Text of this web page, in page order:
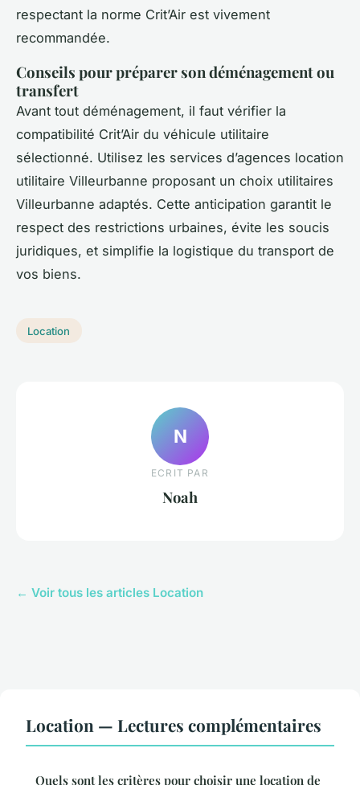
respectant la norme Crit’Air est vivement
recommandée.
Conseils pour préparer son déménagement ou
transfert
Avant tout déménagement, il faut vérifier la
compatibilité Crit’Air du véhicule utilitaire
sélectionné. Utilisez les services d’agences location
utilitaire Villeurbanne proposant un choix utilitaires
Villeurbanne adaptés. Cette anticipation garantit le
respect des restrictions urbaines, évite les soucis
juridiques, et simplifie la logistique du transport de
vos biens.
Location
N
ECRIT PAR
Noah
← Voir tous les articles Location
Location — Lectures complémentaires
Quels sont les critères pour choisir une location de